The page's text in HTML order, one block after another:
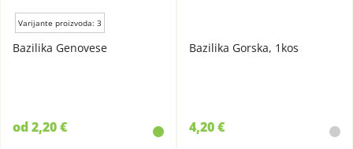
Varijante proizvoda: 3
Bazilika Genovese
od 2,20 €
Bazilika Gorska, 1kos
4,20 €